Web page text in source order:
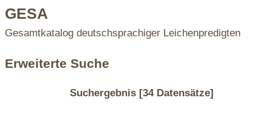
GESA
Gesamtkatalog deutschsprachiger Leichenpredigten
Erweiterte Suche
Suchergebnis[34 Datensätze]